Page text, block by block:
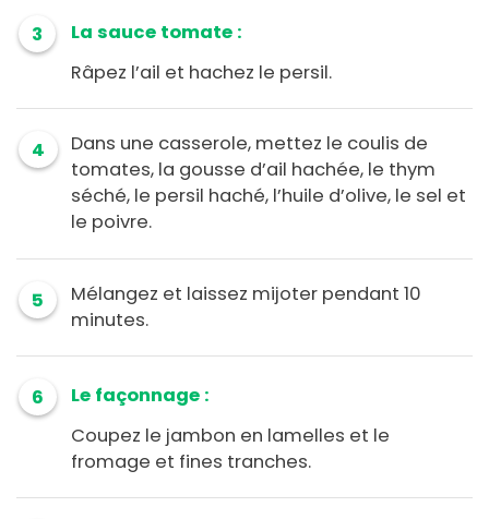
3
La sauce tomate :
Râpez l’ail et hachez le persil.
4
Dans une casserole, mettez le coulis de
tomates, la gousse d’ail hachée, le thym
séché, le persil haché, l’huile d’olive, le sel et
le poivre.
5
Mélangez et laissez mijoter pendant 10
minutes.
6
Le façonnage :
Coupez le jambon en lamelles et le
fromage et fines tranches.